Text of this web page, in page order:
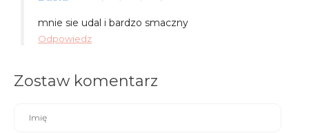
mnie sie udal i bardzo smaczny
Odpowiedz
Zostaw komentarz